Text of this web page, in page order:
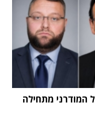
המודרני מתחילה